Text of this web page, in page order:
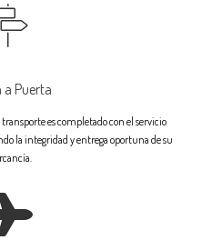
a Puerta
es completado con el servicio
la integridad y entrega oportuna de su